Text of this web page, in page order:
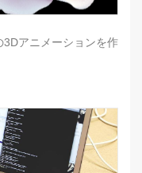
3Dアニメーションを作